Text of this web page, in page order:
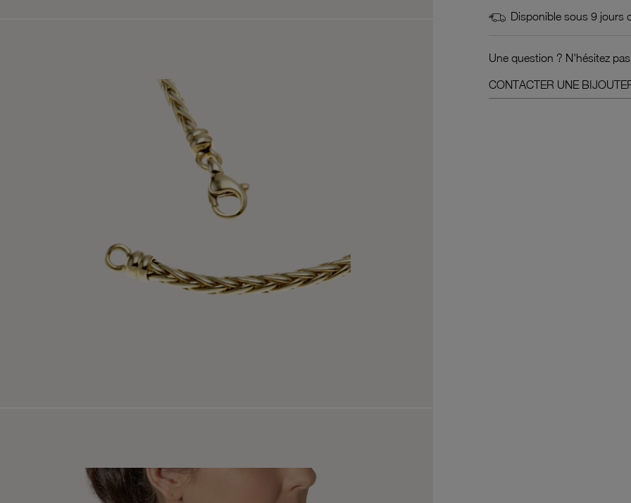
Disponible sous 9 jours
Une question ? N'hésitez
CONTACTER UNE